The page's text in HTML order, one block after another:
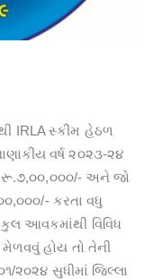
IRLA સ્કીમ હેઠળ
વર્ષ ૨૦૨૩-૨૪
રૂ.૭,૦૦,૦૦૦/- અને જો
કરતા વધુ
આવકમાંથી વિવિધ
હોય તો તેની
૨૦૨૪ સુધીમાં જિલ્લા